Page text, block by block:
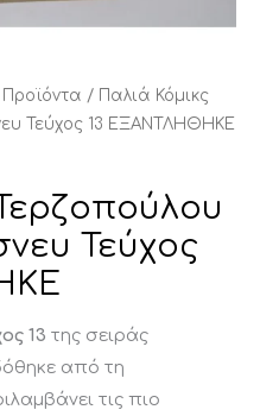
/ Παλιά Κόμικς
Τεύχος 13 ΕΞΑΝΤΛΗΘΗΚΕ
Τεύχος
13 της σειράς
από τη
τις πιο